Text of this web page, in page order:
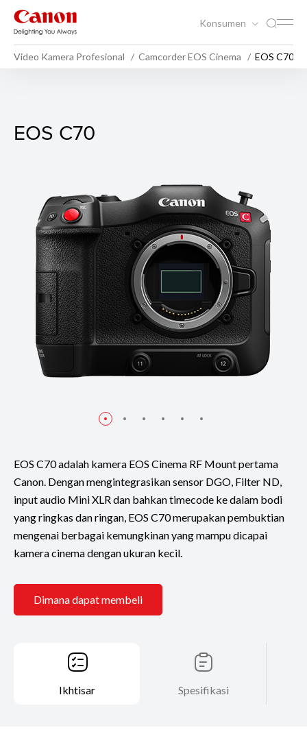
Konsumen
Video Kamera Profesional Camcorder EOS Cinema EOS C70
EOS C70
EOS C70
EOS C70 adalah kamera EOS Cinema RF Mount pertama
Canon. Dengan mengintegrasikan sensor DGO, Filter ND,
input audio Mini XLR dan bahkan timecode ke dalam bodi
yang ringkas dan ringan, EOS C70 merupakan pembuktian
mengenai berbagai kemungkinan yang mampu dicapai
kamera cinema dengan ukuran kecil.
Dimana dapat membeli
Ikhtisar Spesifikasi